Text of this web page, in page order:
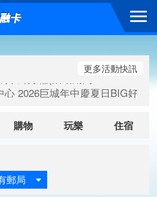
卡郵好禮(活動期間：115/08/07-
西第2波 刷卡郵好禮(活動期間：
卡郵好禮(活動期間：115/08/07-
2026巨城年中慶夏日BIG好刷(
更多活動快訊
購物 玩樂 住宿
郵局